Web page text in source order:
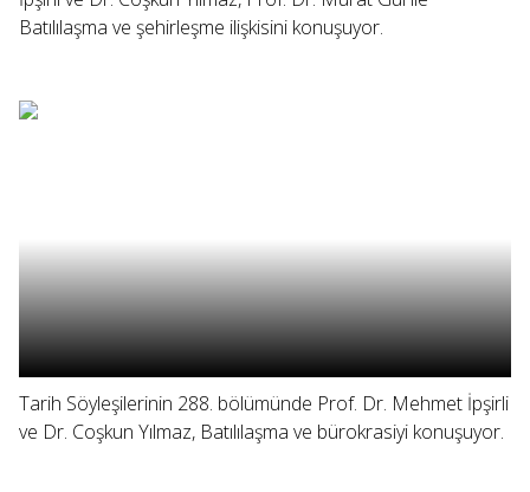
Batılılaşma ve şehirleşme ilişkisini konuşuyor.
Tarih Söyleşilerinin 288. bölümünde Prof. Dr. Mehmet İpşirli
ve Dr. Coşkun Yılmaz, Batılılaşma ve bürokrasiyi konuşuyor.